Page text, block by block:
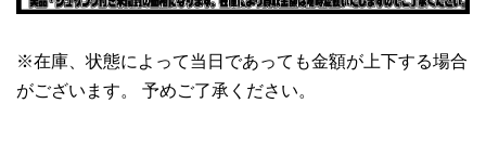
※在庫、状態によって当日であっても金額が上下する場合
がございます。 予めご了承ください。